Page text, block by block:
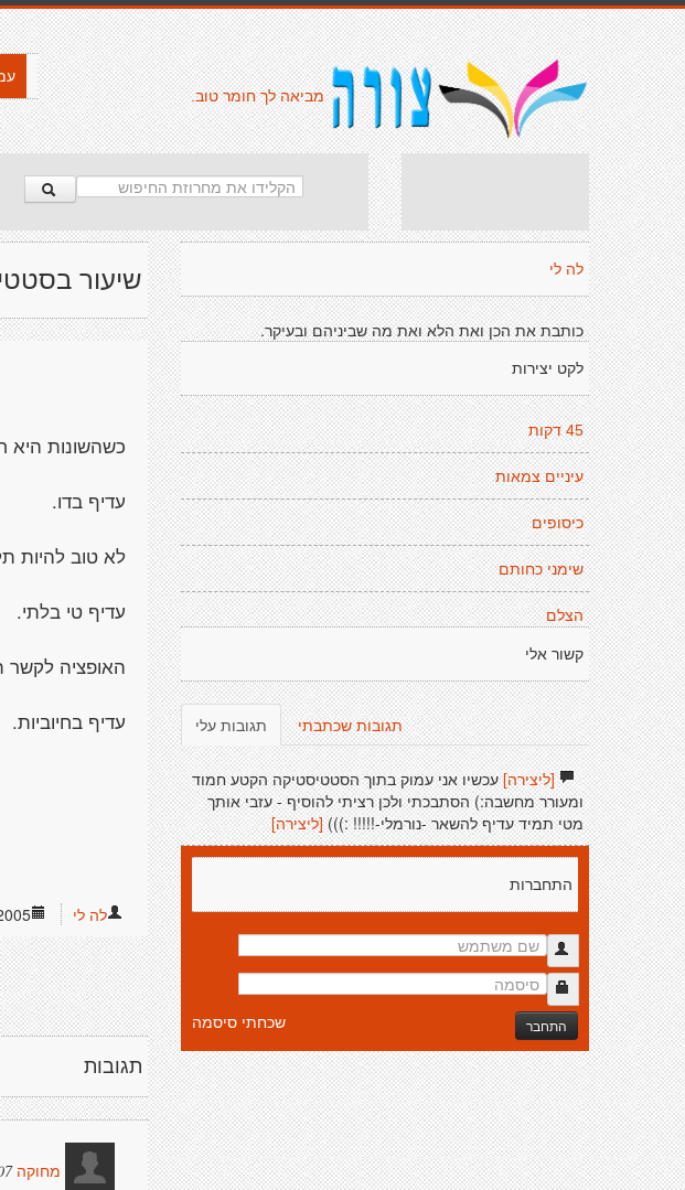
מביאה לך חומר טוב.
שיעור
כשהשונות היא
עדיף בדו.
לא טוב להיות
עדיף טי בלתי.
האופציה לקשר
עדיף בחיוביות.
לה לי
תגובות
מחוקה
לה לי
כותבת את הכן ואת הלא ואת מה שביניהם ובעיקר.
לקט יצירות
45 דקות
עיניים צמאות
כיסופים
שימני כחותם
הצלם
קשור אלי
תגובות עלי תגובות שכתבתי
[ליצירה]עכשיו אני עמוק בתוך הסטטיסטיקה הקטע חמוד
ומעורר מחשבה:) הסתבכתי ולכן רציתי להוסיף - עזבי אותך
מטי תמיד עדיף להשאר -נורמלי-!!!!! :)))[ליצירה]
התחברות
התחבר שכחתי סיסמה